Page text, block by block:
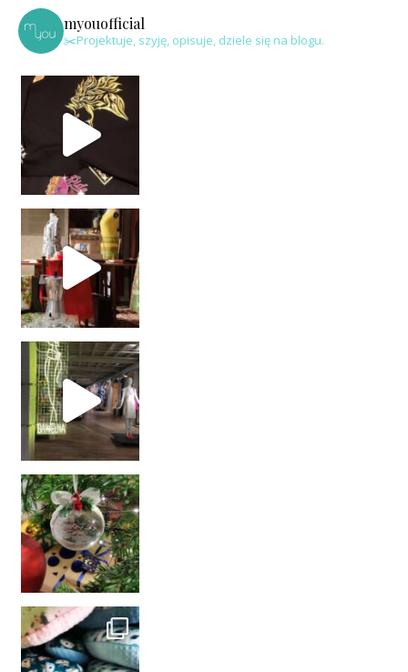
myouofficial
✂️Projektuje, szyję, opisuje, dziele się na blogu.